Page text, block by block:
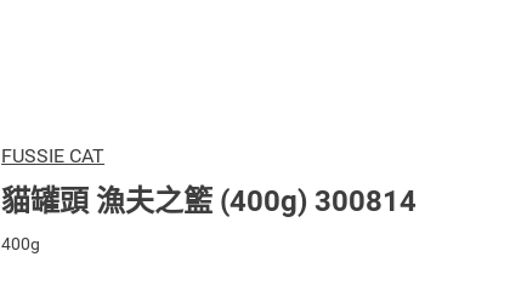
FUSSIE CAT
貓罐頭 漁夫之籃 (400g) 300814
400g